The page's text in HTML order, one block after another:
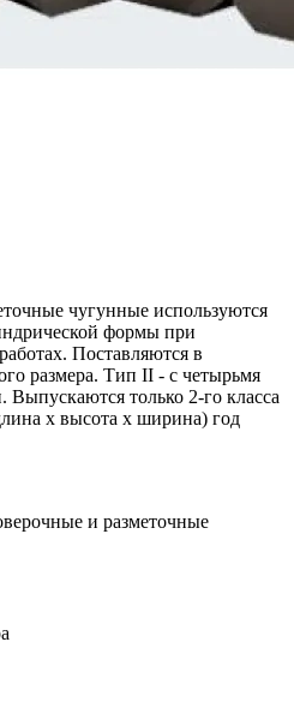
чугунные используются
формы при
Поставляются в
размера. Тип II - с четырьмя
только 2-го класса
х высота х ширина) год
и разметочные